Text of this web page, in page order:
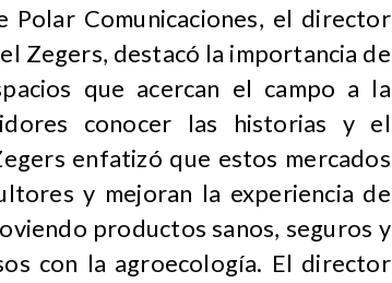
Polar Comunicaciones, el director
Zegers, destacó la importancia de
que acercan el campo a la
conocer las historias y el
enfatizó que estos mercados
y mejoran la experiencia de
productos sanos, seguros y
con la agroecología. El director